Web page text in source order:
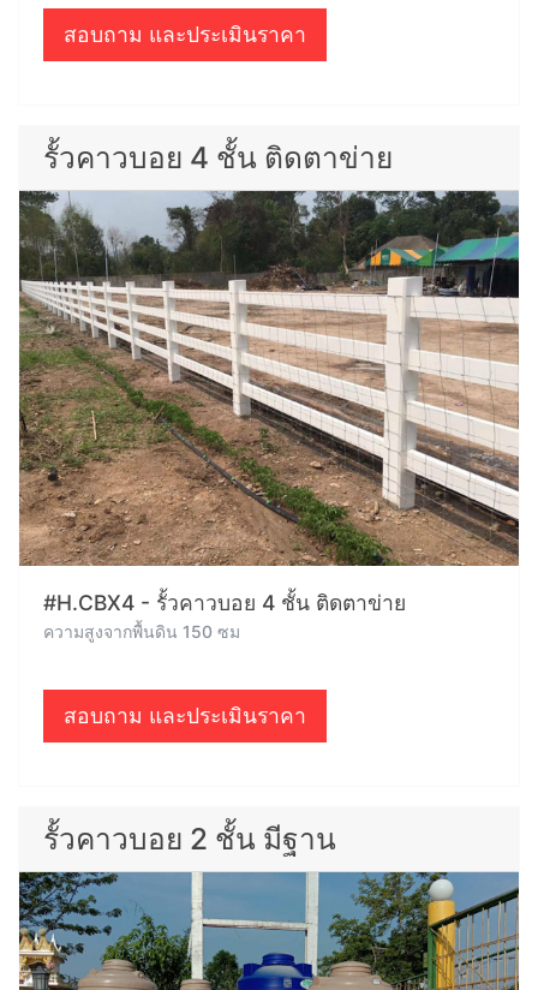
สอบถาม และประเมินราคา
รั้วคาวบอย 4 ชั้น ติดตาข่าย
#H.CBX4 - รั้วคาวบอย 4 ชั้น ติดตาข่าย
ความสูงจากพื้นดิน 150 ซม
สอบถาม และประเมินราคา
รั้วคาวบอย 2 ชั้น มีฐาน